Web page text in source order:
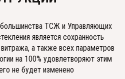
ТСЖ и Управляющих
является сохранность
а также всех параметров
на 100% удовлетворяют этим
не будет изменено